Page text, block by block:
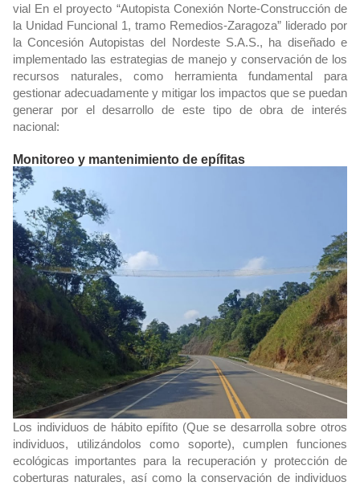
vial En el proyecto “Autopista Conexión Norte-Construcción de
la Unidad Funcional 1, tramo Remedios-Zaragoza” liderado por
la Concesión Autopistas del Nordeste S.A.S., ha diseñado e
implementado las estrategias de manejo y conservación de los
recursos naturales, como herramienta fundamental para
gestionar adecuadamente y mitigar los impactos que se puedan
generar por el desarrollo de este tipo de obra de interés
nacional:
Monitoreo y mantenimiento de epífitas
Los individuos de hábito epífito (Que se desarrolla sobre otros
individuos, utilizándolos como soporte), cumplen funciones
ecológicas importantes para la recuperación y protección de
coberturas naturales, así como la conservación de individuos